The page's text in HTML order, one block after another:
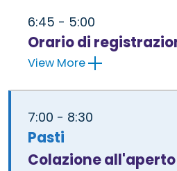
6:45 - 5:00
Orario di
View More
7:00 - 8:30
Pasti
Colazione